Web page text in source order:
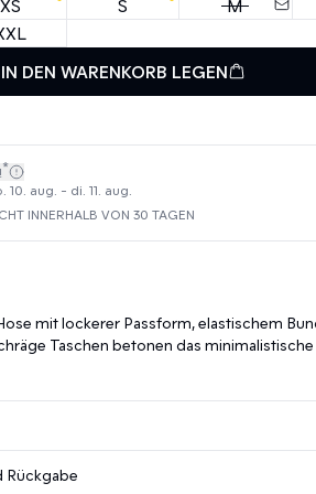
XS S M
IN DEN WARENKORB LEGEN
*
aug. - di. 11. aug.
INNERHALB VON 30 TAGEN
mit lockerer Passform, elastischem
Taschen betonen das minimalistische
Rückgabe